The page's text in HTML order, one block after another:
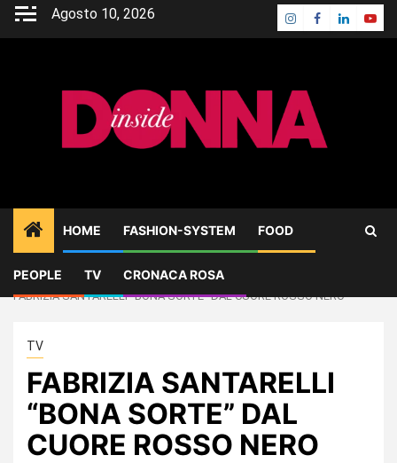
Skip
Agosto 10, 2026 Instagram
Facebook
Linkedin
HOME FASHION-SYSTEM FOOD
PEOPLE TV CRONACA ROSA
Home
TV
FABRIZIA SANTARELLI “BONA SORTE” DAL CUORE ROSSO NERO
TV
FABRIZIA SANTARELLI
“BONA SORTE” DAL
CUORE ROSSO NERO